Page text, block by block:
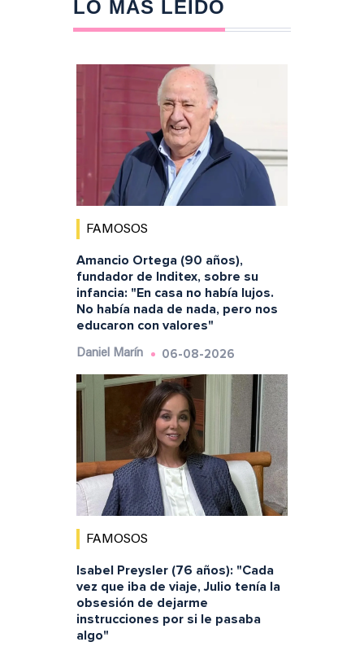
LO MÁS LEÍDO
FAMOSOS
Amancio Ortega (90 años),
fundador de Inditex, sobre su
infancia: "En casa no había lujos.
No había nada de nada, pero nos
educaron con valores"
Daniel Marín 06-08-2026
FAMOSOS
Isabel Preysler (76 años): "Cada
vez que iba de viaje, Julio tenía la
obsesión de dejarme
instrucciones por si le pasaba
algo"